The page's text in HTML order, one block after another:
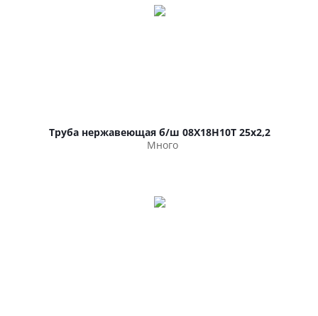
Труба нержавеющая б/ш 08Х18Н10Т 25х2,2
Много